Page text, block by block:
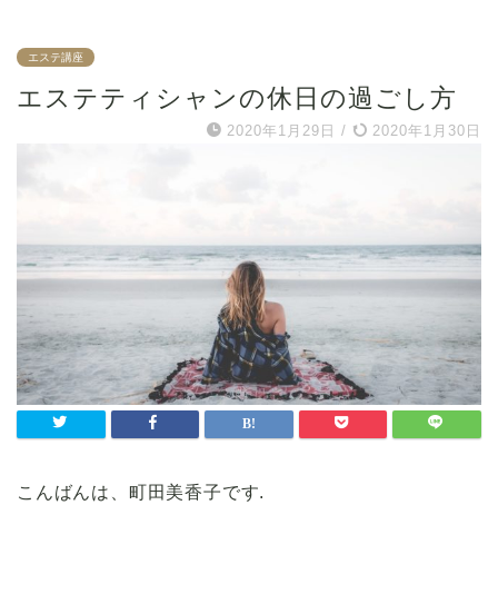
エステ講座
エステティシャンの休日の過ごし方
2020年1月29日 / 2020年1月30日
こんばんは、町田美香子です.